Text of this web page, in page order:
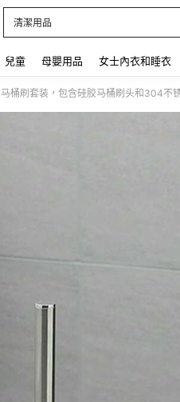
清潔用品
兒童 母嬰用品 女士內衣和睡衣
马桶刷套装，包含硅胶马桶刷头和304不